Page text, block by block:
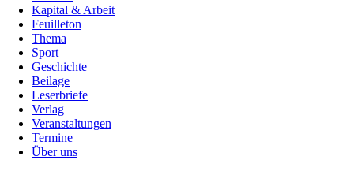
Kapital & Arbeit
Feuilleton
Thema
Sport
Geschichte
Beilage
Leserbriefe
Verlag
Veranstaltungen
Termine
Über uns